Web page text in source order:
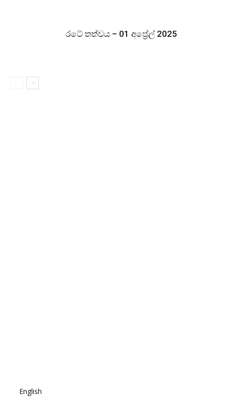
රටේ තත්වය – 01 අප්‍රේල් 2025
English